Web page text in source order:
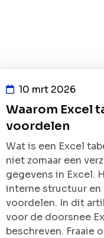
10 mrt 2026
Waarom Excel
voordelen
Wat is een Excel
niet zomaar een
gegevens in Excel.
interne structuur
voordelen. In dit
voor de doorsnee
beschreven. Fraaie